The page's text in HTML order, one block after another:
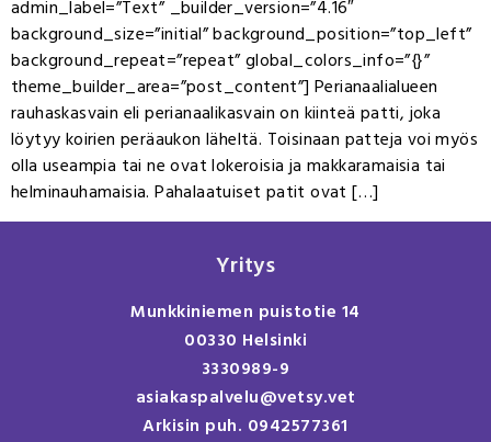
admin_label=”Text” _builder_version=”4.16″
background_size=”initial” background_position=”top_left”
background_repeat=”repeat” global_colors_info=”{}”
theme_builder_area=”post_content”] Perianaalialueen
rauhaskasvain eli perianaalikasvain on kiinteä patti, joka
löytyy koirien peräaukon läheltä. Toisinaan patteja voi myös
olla useampia tai ne ovat lokeroisia ja makkaramaisia tai
helminauhamaisia. Pahalaatuiset patit ovat […]
Yritys
Munkkiniemen puistotie 14
00330 Helsinki
3330989-9
asiakaspalvelu@vetsy.vet
Arkisin puh. 0942577361